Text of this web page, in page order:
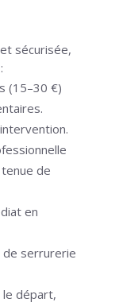
sécurisée,
(15–30 €)
de
en
de serrurerie
le départ,